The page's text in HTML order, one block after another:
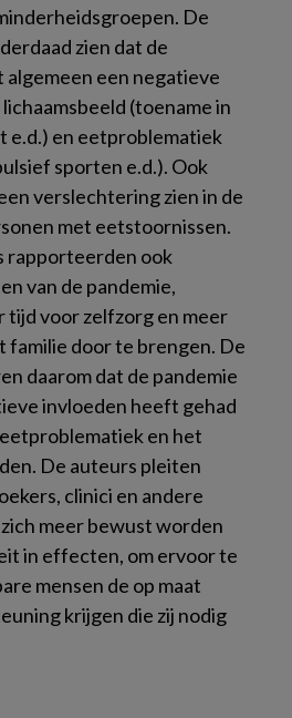
De
zien dat de
algemeen een negatieve
(toename in
e.d.) en eetproblematiek
sporten e.d.). Ook
verslechtering zien in de
met eetstoornissen.
rapporteerden ook
van de pandemie,
tijd voor zelfzorg en meer
familie door te brengen. De
daarom dat de pandemie
invloeden heeft gehad
en het
De auteurs pleiten
clinici en andere
meer bewust worden
in effecten, om ervoor te
mensen de op maat
krijgen die zij nodig